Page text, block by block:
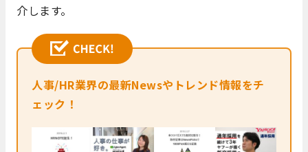
介します。
人事/HR業界の最新Newsやトレンド情報をチ
ェック！